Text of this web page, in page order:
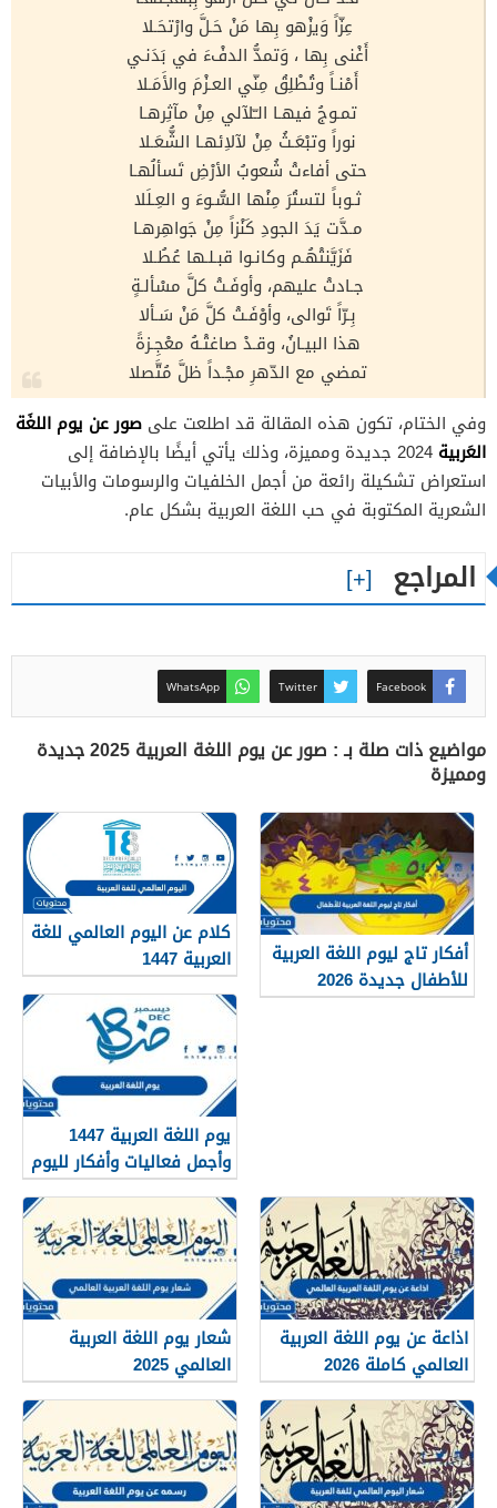
عِزّاً وَيزْهو بِها مَنْ حَـلَّ وارْتحَـلا
أَغْنى بِها ، وَتمدُّ الدفْءَ في بَدَنـي
أَمْنـاً وتُطْلِقُ مِنّي العـزْمَ والأَمَـلا
تمـوجُ فيهـا الـّلآلي مِنْ مآثِرهـا
نوراً وتبْعَـثُ مِنْ لآلاِئهـا الشُّعَـلا
حتى أفاءتْ شُعوبُ الأرْضِ تَسألُهـا
ثـوباً لتستُرَ مِنْها السُّـوءَ و العِـلَلا
مـدَّت يَدَ الجودِ كَنْزاً مِنْ جَواهِرهـا
فَزَيَّنتْهُـم وكانـوا قبـلـها عُطُـلا
جـادتْ عليهم، وأوفَـتْ كلَّ مسْألـةٍ
بِـرّاً تَوالى، وأوْفَـتْ كلَّ مَنْ سَـألا
هذا البيـانُ، وقـدْ صاغتْـهُ معْجِـزةً
تمضي مع الدّهرِ مجْـداً ظلَّ مُتَّصلا
وفي الختام، تكون هذه المقالة قد اطلعت على صور عن يوم اللغَة
العَربية
2024 جديدة ومميزة، وذلك يأتي أيضًا بالإضافة إلى
استعراض تشكيلة رائعة من أجمل الخلفيات والرسومات والأبيات
الشعرية المكتوبة في حب اللغة العربية بشكل عام.
المراجع
Facebook
Twitter
WhatsApp
مواضيع ذات صلة بـ : صور عن يوم اللغة العربية 2025 جديدة
ومميزة
أفكار تاج ليوم اللغة العربية
للأطفال جديدة 2026
كلام عن اليوم العالمي للغة
العربية 1447
يوم اللغة العربية 1447
وأجمل فعاليات وأفكار لليوم
العالمي للغة العربية
اذاعة عن يوم اللغة العربية
العالمي كاملة 2026
شعار يوم اللغة العربية
العالمي 2025